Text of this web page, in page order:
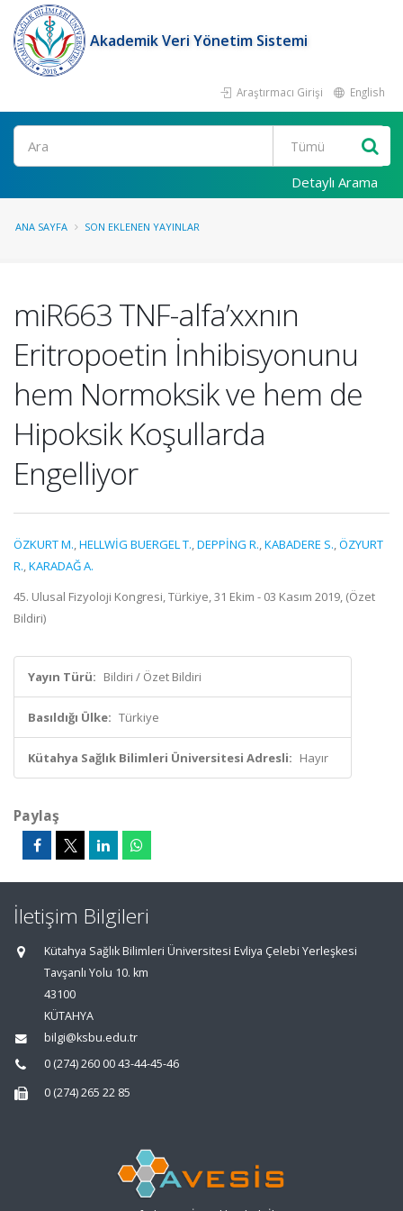
Akademik Veri Yönetim Sistemi
Araştırmacı Girişi English
Ara
Detaylı Arama
ANA SAYFA SON EKLENEN YAYINLAR
miR663 TNF-alfa’xxnın
Eritropoetin İnhibisyonunu
hem Normoksik ve hem de
Hipoksik Koşullarda
Engelliyor
ÖZKURT M.,HELLWİG BUERGEL T.,DEPPİNG R.,KABADERE S.,ÖZYURT
R.,KARADAĞ A.
45. Ulusal Fizyoloji Kongresi, Türkiye, 31 Ekim - 03 Kasım 2019, (Özet
Bildiri)
Yayın Türü: Bildiri / Özet Bildiri
Basıldığı Ülke: Türkiye
Kütahya Sağlık Bilimleri Üniversitesi Adresli: Hayır
Paylaş
İletişim Bilgileri
Kütahya Sağlık Bilimleri Üniversitesi Evliya Çelebi Yerleşkesi
Tavşanlı Yolu 10. km
43100
KÜTAHYA
bilgi@ksbu.edu.tr
0 (274) 260 00 43-44-45-46
0 (274) 265 22 85